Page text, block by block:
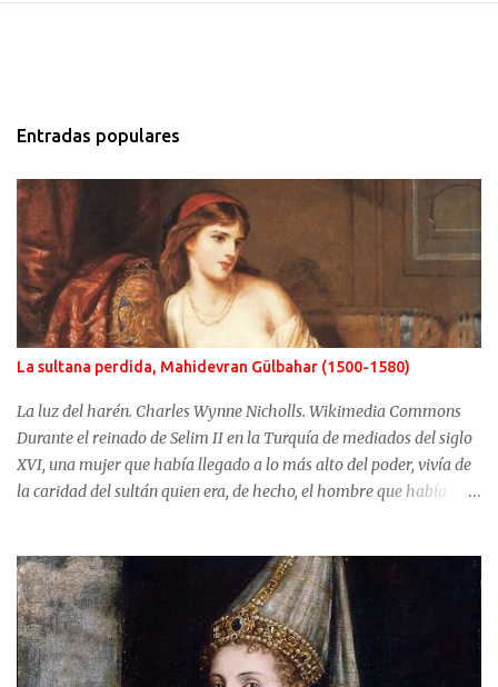
Entradas populares
La sultana perdida, Mahidevran Gülbahar (1500-1580)
La luz del harén. Charles Wynne Nicholls. Wikimedia Commons
Durante el reinado de Selim II en la Turquía de mediados del siglo
XVI, una mujer que había llegado a lo más alto del poder, vivía de
la caridad del sultán quien era, de hecho, el hombre que había
fue su madre, la sultana Roxelana, quien después de ganarse el
favor del poderoso Solimán, consiguió que su primera esposa y su
hijo fueran alejados del poder. Mahidevran fue una mujer con
orígenes desconocidos que consiguió ser la reina del harén de una
Turquía que puso en jaque a Europa y terminó sus días desterrada